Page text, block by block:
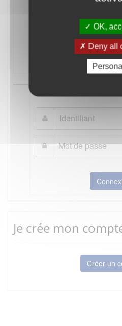
OK,
Deny all
Qu'est-ce que
Je crée mon
Créer un